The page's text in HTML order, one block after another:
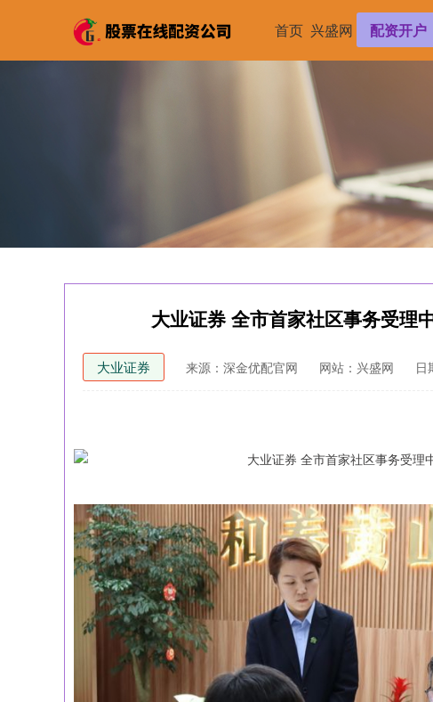
首页 兴盛网 配资开户
大业证券 全市首家社区事务受理
大业证券 来源：深金优配官网 网站：兴盛网 日